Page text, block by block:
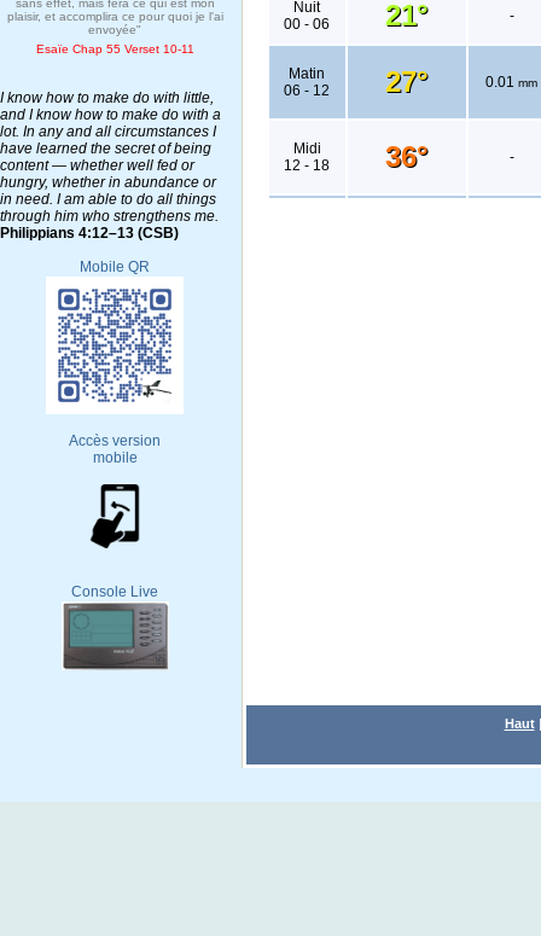
sans effet, mais fera ce qui est mon
plaisir, et accomplira ce pour quoi je l'ai
envoyée"
Esaïe Chap 55 Verset 10-11
I know how to make do with little,
and I know how to make do with a
lot. In any and all circumstances I
have learned the secret of being
content — whether well fed or
hungry, whether in abundance or
in need. I am able to do all things
through him who strengthens me.
Philippians 4:12–13 (CSB)
Mobile QR
Accès version
mobile
Console Live
Haut